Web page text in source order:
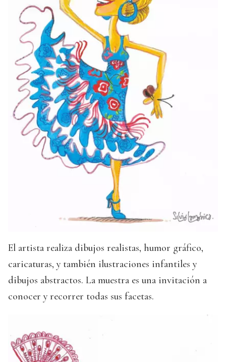
El artista realiza dibujos realistas, humor gráfico,
caricaturas, y también ilustraciones infantiles y
dibujos abstractos. La muestra es una invitación a
conocer y recorrer todas sus facetas.